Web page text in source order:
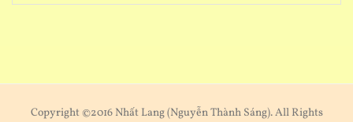
Copyright ©2016 Nhất Lang (Nguyễn Thành Sáng). All Rights